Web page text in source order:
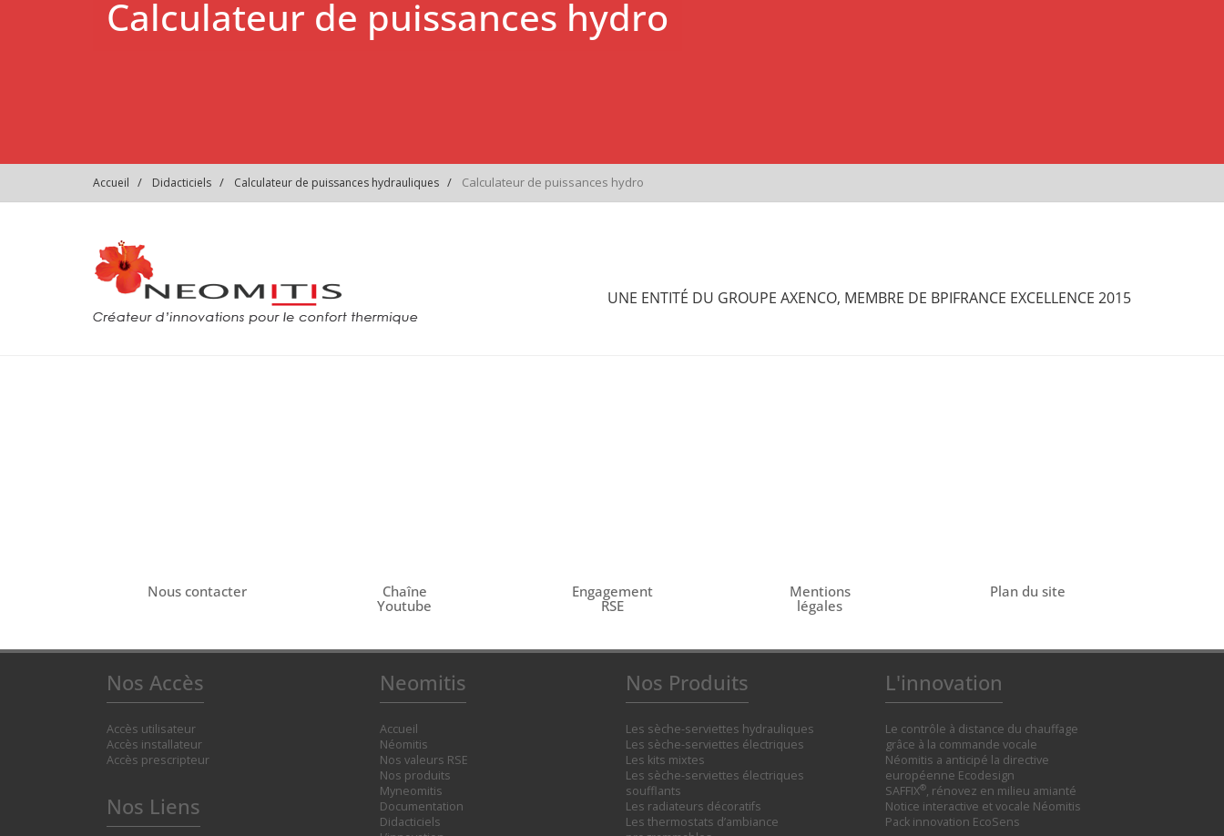
Calculateur de puissances hydro
Accueil Didacticiels Calculateur de puissances hydrauliques Calculateur de puissances hydro
Nous contacter
Chaîne
Youtube
Engagement
RSE
Mentions
légales
Plan du site
Nos Accès
Accès utilisateur
Accès installateur
Accès prescripteur
Nos Liens
Neomitis
Accueil
Néomitis
Nos valeurs RSE
Nos produits
Myneomitis
Documentation
Didacticiels
Nos Produits
Les sèche-serviettes hydrauliques
Les sèche-serviettes électriques
Les kits mixtes
Les sèche-serviettes électriques
soufflants
Les radiateurs décoratifs
Les thermostats d’ambiance
L'innovation
Le contrôle à distance du chauffage
grâce à la commande vocale
Néomitis a anticipé la directive
européenne Ecodesign
SAFFIX®, rénovez en milieu amianté
Notice interactive et vocale Néomitis
Pack innovation EcoSens